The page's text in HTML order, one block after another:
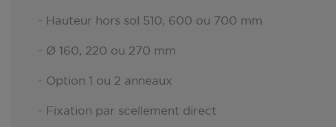
- Hauteur hors sol 510, 600 ou 700 mm
- Ø 160, 220 ou 270 mm
- Option 1 ou 2 anneaux
- Fixation par scellement direct